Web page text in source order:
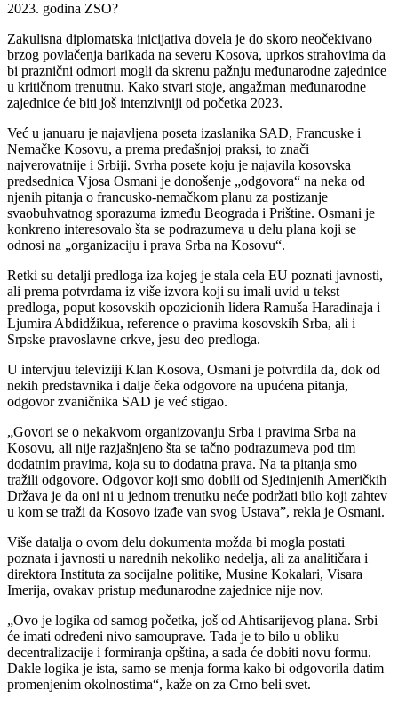
2023. godina ZSO?
Zakulisna diplomatska inicijativa dovela je do skoro neočekivano
brzog povlačenja barikada na severu Kosova, uprkos strahovima da
bi praznični odmori mogli da skrenu pažnju međunarodne zajednice
u kritičnom trenutnu. Kako stvari stoje, angažman međunarodne
zajednice će biti još intenzivniji od početka 2023.
Već u januaru je najavljena poseta izaslanika SAD, Francuske i
Nemačke Kosovu, a prema pređašnjoj praksi, to znači
najverovatnije i Srbiji. Svrha posete koju je najavila kosovska
predsednica Vjosa Osmani je donošenje „odgovora“ na neka od
njenih pitanja o francusko-nemačkom planu za postizanje
svaobuhvatnog sporazuma između Beograda i Prištine. Osmani je
konkreno interesovalo šta se podrazumeva u delu plana koji se
odnosi na „organizaciju i prava Srba na Kosovu“.
Retki su detalji predloga iza kojeg je stala cela EU poznati javnosti,
ali prema potvrdama iz više izvora koji su imali uvid u tekst
predloga, poput kosovskih opozicionih lidera Ramuša Haradinaja i
Ljumira Abdidžikua, reference o pravima kosovskih Srba, ali i
Srpske pravoslavne crkve, jesu deo predloga.
U intervjuu televiziji Klan Kosova, Osmani je potvrdila da, dok od
nekih predstavnika i dalje čeka odgovore na upućena pitanja,
odgovor zvaničnika SAD je već stigao.
„Govori se o nekakvom organizovanju Srba i pravima Srba na
Kosovu, ali nije razjašnjeno šta se tačno podrazumeva pod tim
dodatnim pravima, koja su to dodatna prava. Na ta pitanja smo
tražili odgovore. Odgovor koji smo dobili od Sjedinjenih Američkih
Država je da oni ni u jednom trenutku neće podržati bilo koji zahtev
u kom se traži da Kosovo izađe van svog Ustava”, rekla je Osmani.
Više datalja o ovom delu dokumenta možda bi mogla postati
poznata i javnosti u narednih nekoliko nedelja, ali za analitičara i
direktora Instituta za socijalne politike, Musine Kokalari, Visara
Imerija, ovakav pristup međunarodne zajednice nije nov.
„Ovo je logika od samog početka, još od Ahtisarijevog plana. Srbi
će imati određeni nivo samouprave. Tada je to bilo u obliku
decentralizacije i formiranja opština, a sada će dobiti novu formu.
Dakle logika je ista, samo se menja forma kako bi odgovorila datim
promenjenim okolnostima“, kaže on za Crno beli svet.